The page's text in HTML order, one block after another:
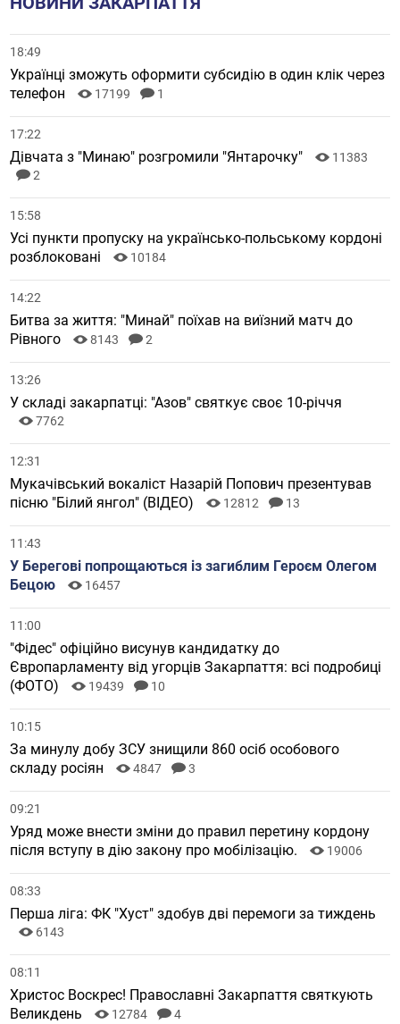
18:49
Українці зможуть оформити субсидію в один клік через
телефон
17199 1
17:22
Дівчата з "Минаю" розгромили "Янтарочку"
11383
2
15:58
Усі пункти пропуску на українсько-польському кордоні
розблоковані
10184
14:22
Битва за життя: "Минай" поїхав на виїзний матч до
Рівного
8143 2
13:26
У складі закарпатці: "Азов" святкує своє 10-річчя
7762
12:31
Мукачівський вокаліст Назарій Попович презентував
пісню "Білий янгол" (ВІДЕО)
12812 13
11:43
У Берегові попрощаються із загиблим Героєм Олегом
Бецою
16457
11:00
"Фідес" офіційно висунув кандидатку до
Європарламенту від угорців Закарпаття: всі подробиці
(ФОТО)
19439 10
10:15
За минулу добу ЗСУ знищили 860 осіб особового
складу росіян
4847 3
09:21
Уряд може внести зміни до правил перетину кордону
після вступу в дію закону про мобілізацію.
19006
08:33
Перша ліга: ФК "Хуст" здобув дві перемоги за тиждень
6143
08:11
Христос Воскрес! Православні Закарпаття святкують
Великдень
12784 4